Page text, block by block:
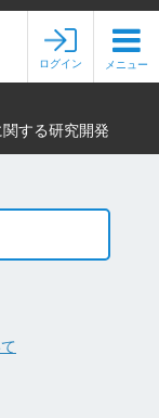
ログイン メニュー
する研究開発